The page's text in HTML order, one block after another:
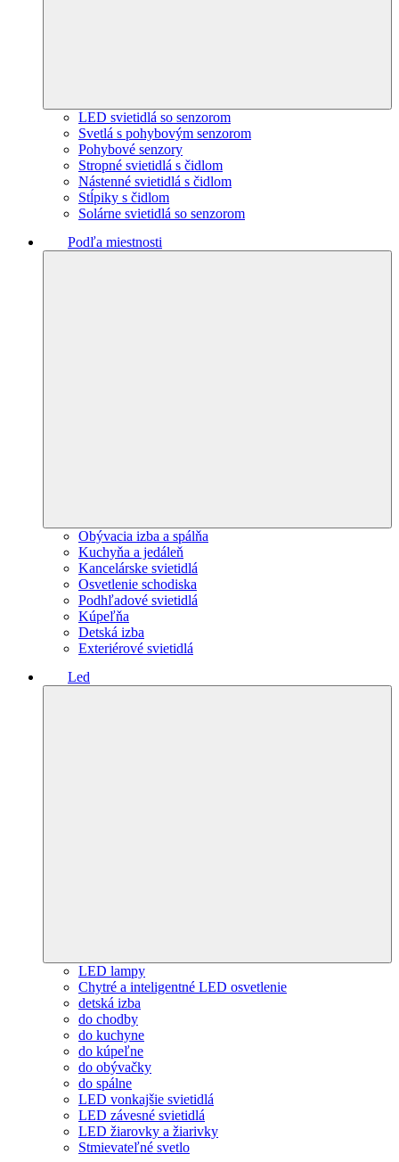
LED svietidlá so senzorom
Svetlá s pohybovým senzorom
Pohybové senzory
Stropné svietidlá s čidlom
Nástenné svietidlá s čidlom
Stĺpiky s čidlom
Solárne svietidlá so senzorom
Podľa miestnosti
Obývacia izba a spálňa
Kuchyňa a jedáleň
Kancelárske svietidlá
Osvetlenie schodiska
Podhľadové svietidlá
Kúpeľňa
Detská izba
Exteriérové svietidlá
Led
LED lampy
Chytré a inteligentné LED osvetlenie
detská izba
do chodby
do kuchyne
do kúpeľne
do obývačky
do spálne
LED vonkajšie svietidlá
LED závesné svietidlá
LED žiarovky a žiarivky
Stmievateľné svetlo